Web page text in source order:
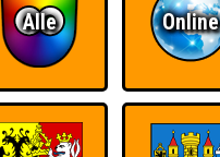
Alle Online